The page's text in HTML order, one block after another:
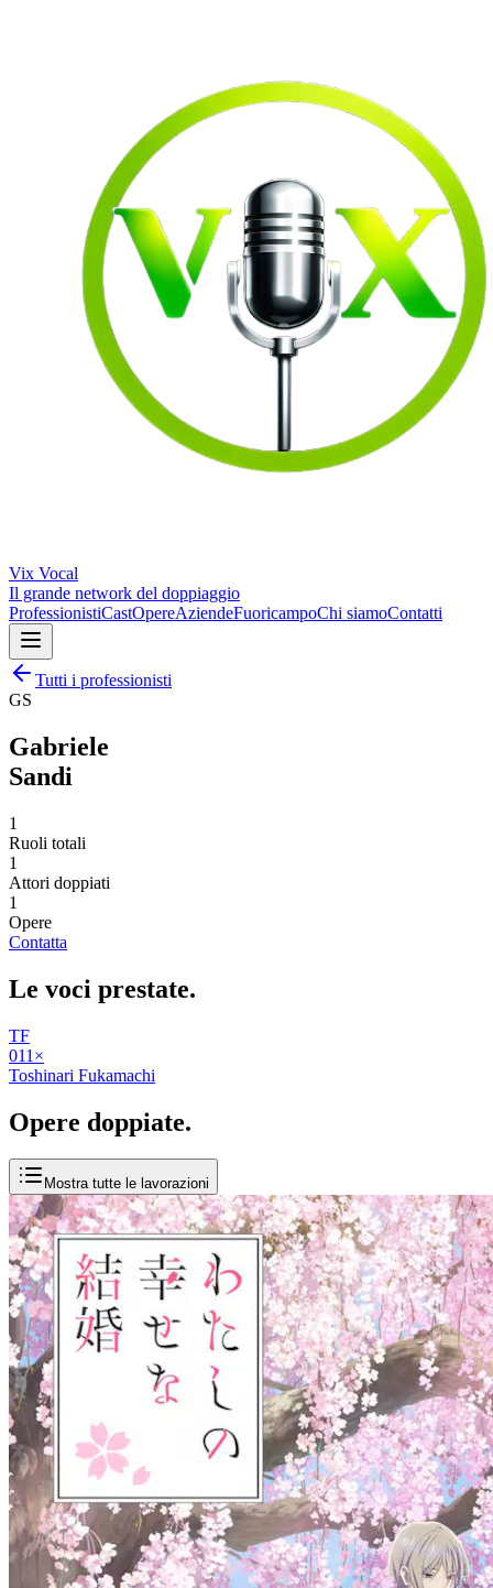
Vix Vocal
Il grande network del doppiaggio
ProfessionistiCastOpereAziendeFuoricampoChi siamoContatti
Tutti i professionisti
GS
Gabriele
Sandi
1
Ruoli totali
1
Attori doppiati
1
Opere
Contatta
Le voci prestate.
TF
011 ×
Toshinari Fukamachi
Opere doppiate.
Mostra tutte le lavorazioni